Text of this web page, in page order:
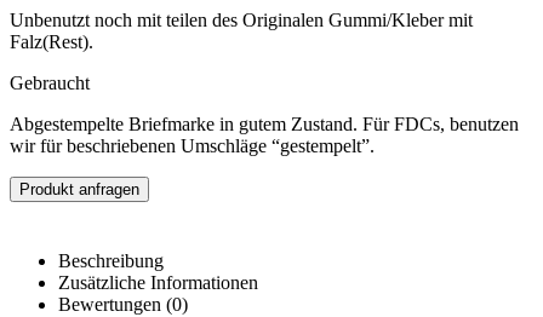
Unbenutzt noch mit teilen des Originalen Gummi/Kleber mit
Falz(Rest).
Gebraucht
Abgestempelte Briefmarke in gutem Zustand. Für FDCs, benutzen
wir für beschriebenen Umschläge “gestempelt”.
Produkt anfragen
Beschreibung
Zusätzliche Informationen
Bewertungen (0)